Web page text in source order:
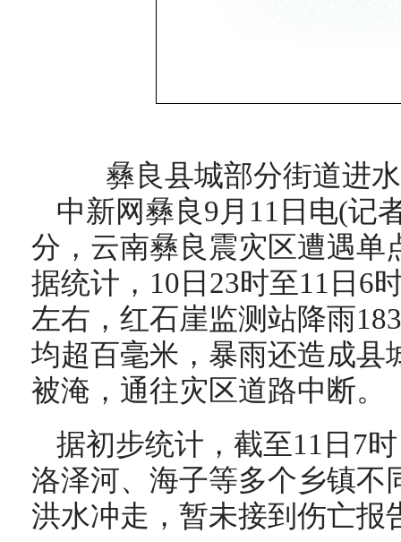
彝良县城部分街道
中新网彝良9月11日电(记
分，云南彝良震灾区遭遇单
据统计，10日23时至11日6
左右，红石崖监测站降雨
均超百毫米，暴雨还造成县
被淹，通往灾区道路中断。
据初步统计，截至11日7
洛泽河、海子等多个乡镇不
洪水冲走，暂未接到伤亡报